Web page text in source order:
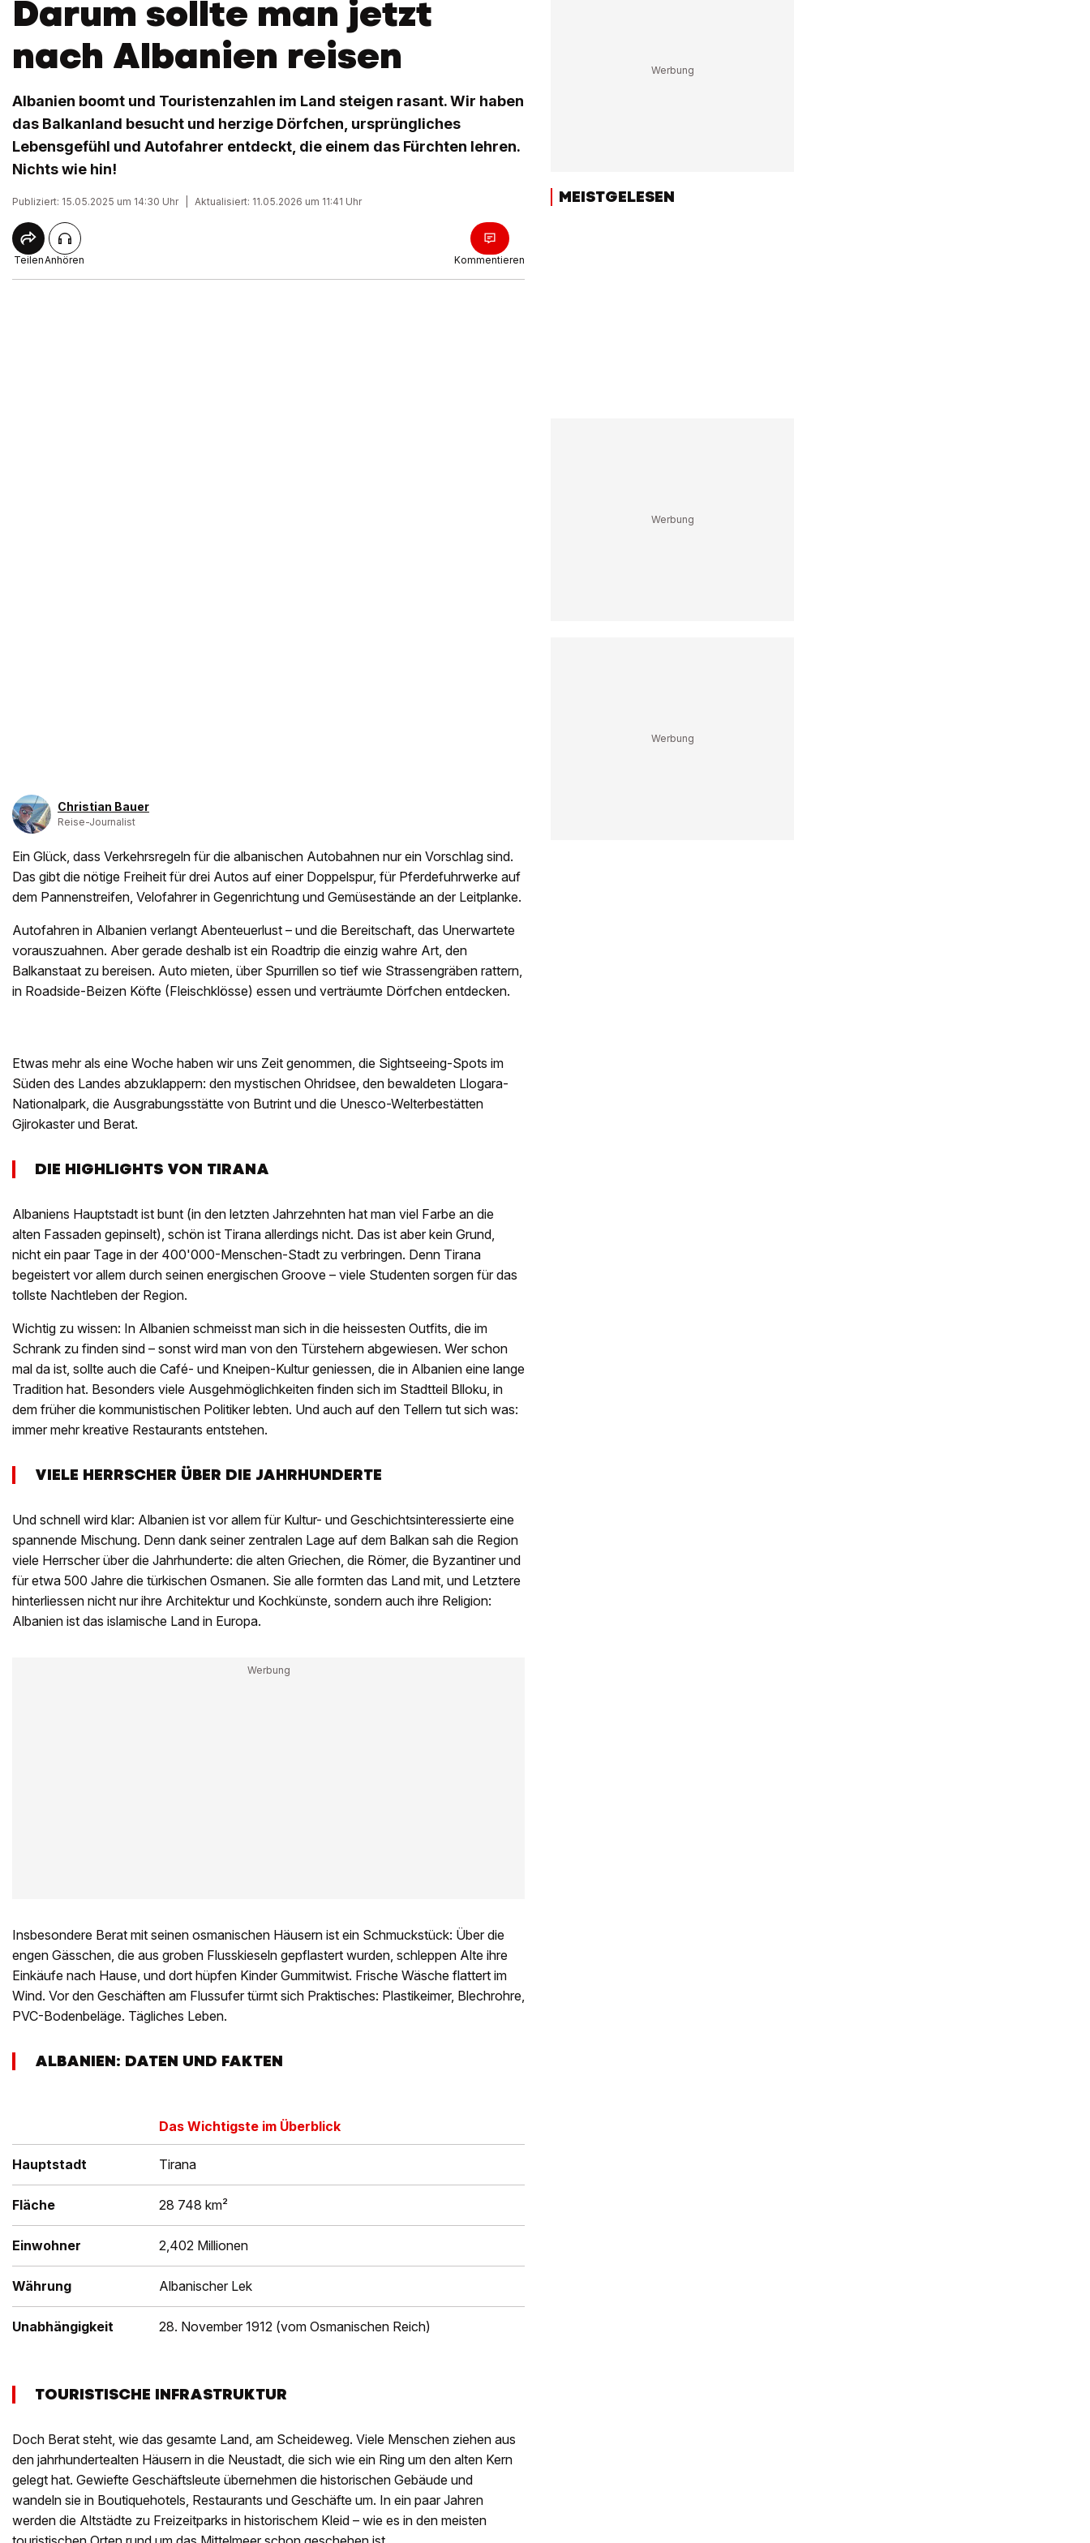
Darum sollte man jetzt
nach Albanien reisen
Albanien boomt und Touristenzahlen im Land steigen rasant. Wir haben
das Balkanland besucht und herzige Dörfchen, ursprüngliches
Lebensgefühl und Autofahrer entdeckt, die einem das Fürchten lehren.
Nichts wie hin!
Publiziert: 15.05.2025 um 14:30 Uhr Aktualisiert: 11.05.2026 um 11:41 Uhr
TeilenAnhören Kommentieren
Christian Bauer
Reise-Journalist
Ein Glück, dass Verkehrsregeln für die albanischen Autobahnen nur ein Vorschlag sind.
Das gibt die nötige Freiheit für drei Autos auf einer Doppelspur, für Pferdefuhrwerke auf
dem Pannenstreifen, Velofahrer in Gegenrichtung und Gemüsestände an der Leitplanke.
Autofahren in Albanien verlangt Abenteuerlust – und die Bereitschaft, das Unerwartete
vorauszuahnen. Aber gerade deshalb ist ein Roadtrip die einzig wahre Art, den
Balkanstaat zu bereisen. Auto mieten, über Spurrillen so tief wie Strassengräben rattern,
in Roadside-Beizen Köfte (Fleischklösse) essen und verträumte Dörfchen entdecken.
Etwas mehr als eine Woche haben wir uns Zeit genommen, die Sightseeing-Spots im
Süden des Landes abzuklappern: den mystischen Ohridsee, den bewaldeten Llogara-
Nationalpark, die Ausgrabungsstätte von Butrint und die Unesco-Welterbestätten
Gjirokaster und Berat.
DIE HIGHLIGHTS VON TIRANA
Albaniens Hauptstadt ist bunt (in den letzten Jahrzehnten hat man viel Farbe an die
alten Fassaden gepinselt), schön ist Tirana allerdings nicht. Das ist aber kein Grund,
nicht ein paar Tage in der 400'000-Menschen-Stadt zu verbringen. Denn Tirana
begeistert vor allem durch seinen energischen Groove – viele Studenten sorgen für das
tollste Nachtleben der Region.
Wichtig zu wissen: In Albanien schmeisst man sich in die heissesten Outfits, die im
Schrank zu finden sind – sonst wird man von den Türstehern abgewiesen. Wer schon
mal da ist, sollte auch die Café- und Kneipen-Kultur geniessen, die in Albanien eine lange
Tradition hat. Besonders viele Ausgehmöglichkeiten finden sich im Stadtteil Blloku, in
dem früher die kommunistischen Politiker lebten. Und auch auf den Tellern tut sich was:
immer mehr kreative Restaurants entstehen.
VIELE HERRSCHER ÜBER DIE JAHRHUNDERTE
Und schnell wird klar: Albanien ist vor allem für Kultur- und Geschichtsinteressierte eine
spannende Mischung. Denn dank seiner zentralen Lage auf dem Balkan sah die Region
viele Herrscher über die Jahrhunderte: die alten Griechen, die Römer, die Byzantiner und
für etwa 500 Jahre die türkischen Osmanen. Sie alle formten das Land mit, und Letztere
hinterliessen nicht nur ihre Architektur und Kochkünste, sondern auch ihre Religion:
Albanien ist das islamische Land in Europa.
Insbesondere Berat mit seinen osmanischen Häusern ist ein Schmuckstück: Über die
engen Gässchen, die aus groben Flusskieseln gepflastert wurden, schleppen Alte ihre
Einkäufe nach Hause, und dort hüpfen Kinder Gummitwist. Frische Wäsche flattert im
Wind. Vor den Geschäften am Flussufer türmt sich Praktisches: Plastikeimer, Blechrohre,
PVC-Bodenbeläge. Tägliches Leben.
ALBANIEN: DATEN UND FAKTEN
Das Wichtigste im Überblick
Hauptstadt Tirana
Fläche 28 748 km²
Einwohner 2,402 Millionen
Währung Albanischer Lek
Unabhängigkeit 28. November 1912 (vom Osmanischen Reich)
TOURISTISCHE INFRASTRUKTUR
Doch Berat steht, wie das gesamte Land, am Scheideweg. Viele Menschen ziehen aus
den jahrhundertealten Häusern in die Neustadt, die sich wie ein Ring um den alten Kern
gelegt hat. Gewiefte Geschäftsleute übernehmen die historischen Gebäude und
wandeln sie in Boutiquehotels, Restaurants und Geschäfte um. In ein paar Jahren
werden die Altstädte zu Freizeitparks in historischem Kleid – wie es in den meisten
MEISTGELESEN